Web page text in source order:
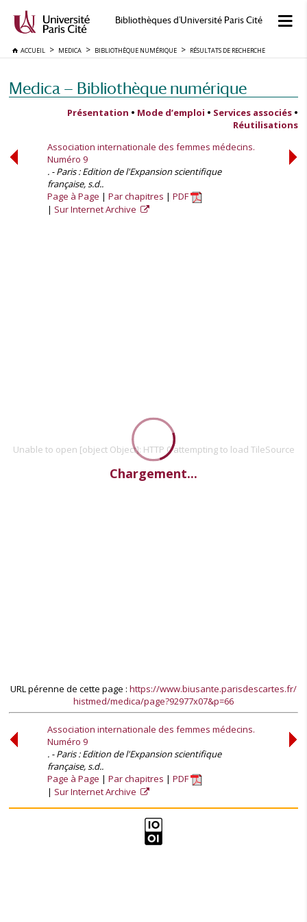
Bibliothèques d'Université Paris Cité
ACCUEIL MEDICA BIBLIOTHÈQUE NUMÉRIQUE RÉSULTATS DE RECHERCHE
Medica — Bibliothèque numérique
Présentation • Mode d’emploi • Services associés •
Réutilisations
Association internationale des femmes médecins.
Numéro 9
. - Paris : Edition de l'Expansion scientifique
française, s.d..
Page à Page
Par chapitres
PDF
Sur Internet Archive
Unable to open [object Object]: HTTP 0 attempting to load TileSource
Chargement...
URL pérenne de cette page : https://www.biusante.parisdescartes.fr/
histmed/medica/page?92977x07&p=66
Association internationale des femmes médecins.
Numéro 9
. - Paris : Edition de l'Expansion scientifique
française, s.d..
Page à Page
Par chapitres
PDF
Sur Internet Archive